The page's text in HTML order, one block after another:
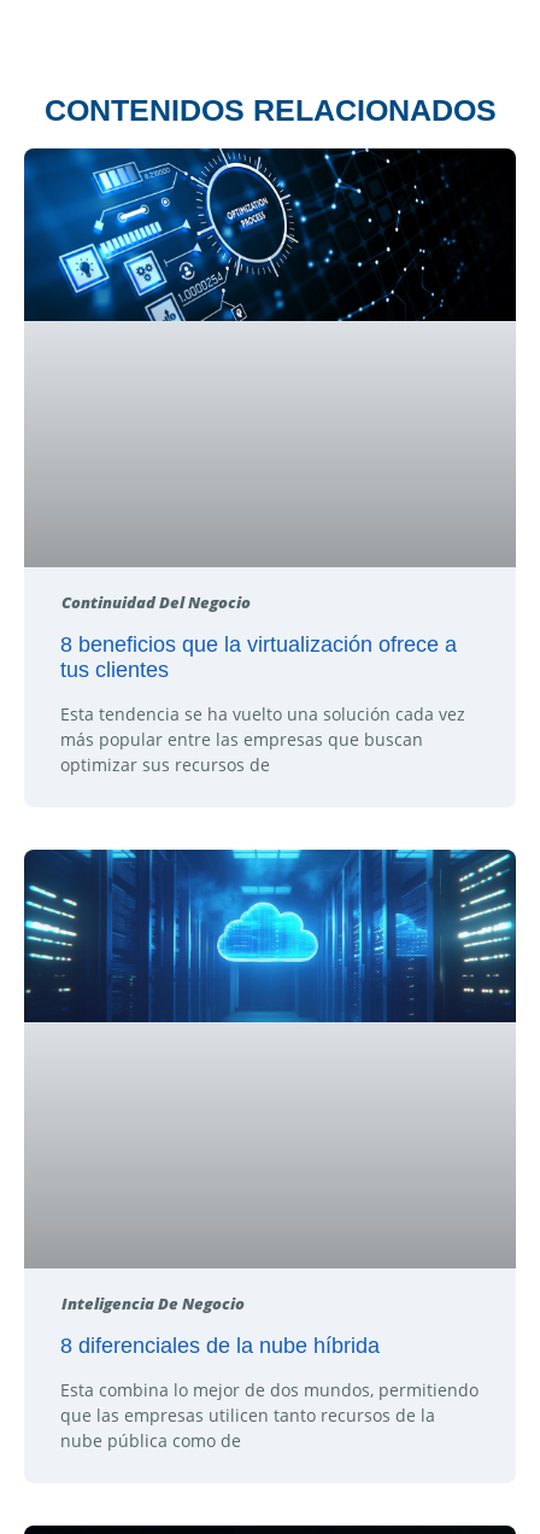
CONTENIDOS RELACIONADOS
Continuidad Del Negocio
8 beneficios que la virtualización ofrece a
tus clientes
Esta tendencia se ha vuelto una solución cada vez
más popular entre las empresas que buscan
optimizar sus recursos de
Inteligencia De Negocio
8 diferenciales de la nube híbrida
Esta combina lo mejor de dos mundos, permitiendo
que las empresas utilicen tanto recursos de la
nube pública como de